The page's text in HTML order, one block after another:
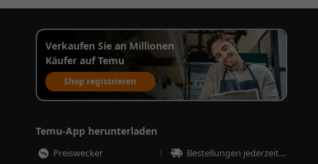
Verkaufen Sie an Millionen
Käufer auf Temu
Shop registrieren
Temu-App herunterladen
Preiswecker
Bestellungen jederzeit nachverfolgen